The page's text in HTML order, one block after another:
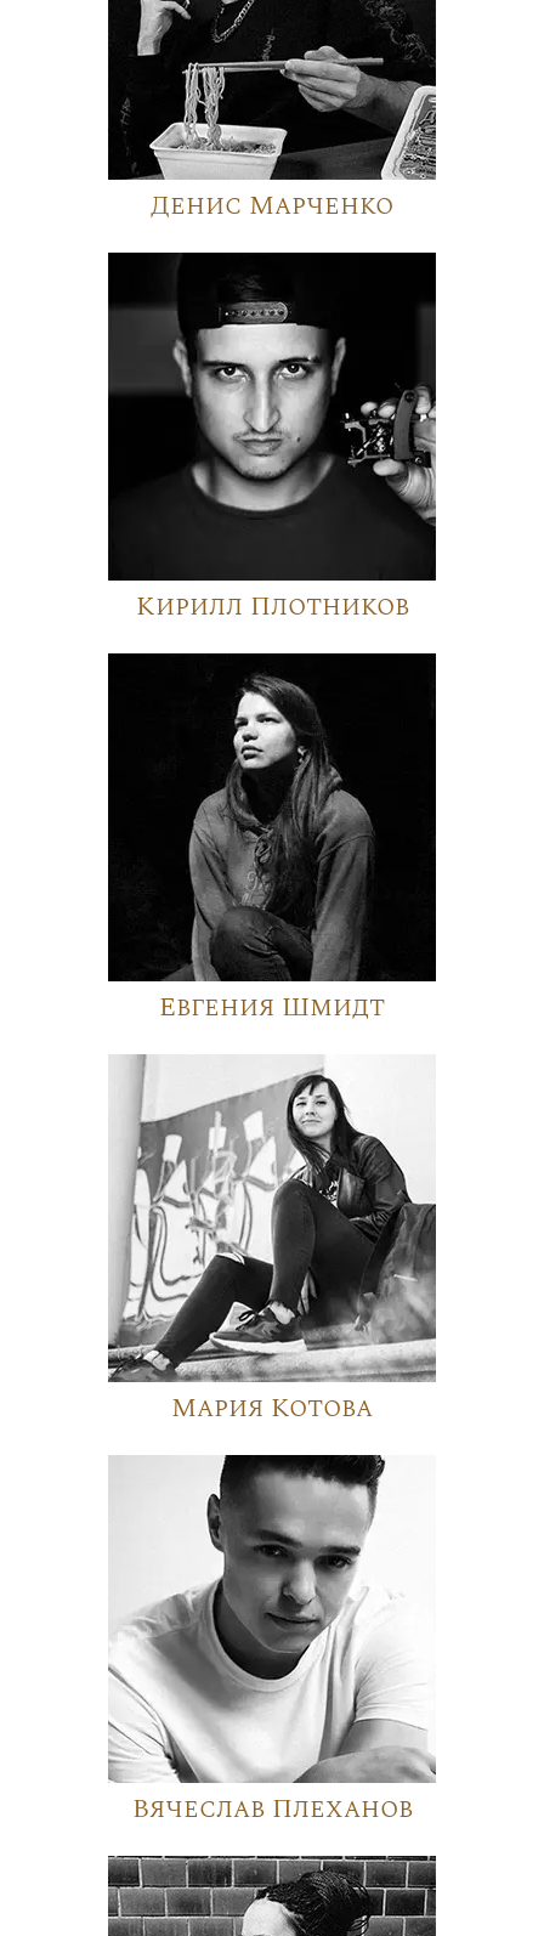
Денис Марченко
Кирилл Плотников
Евгения Шмидт
Мария Котова
Вячеслав Плеханов